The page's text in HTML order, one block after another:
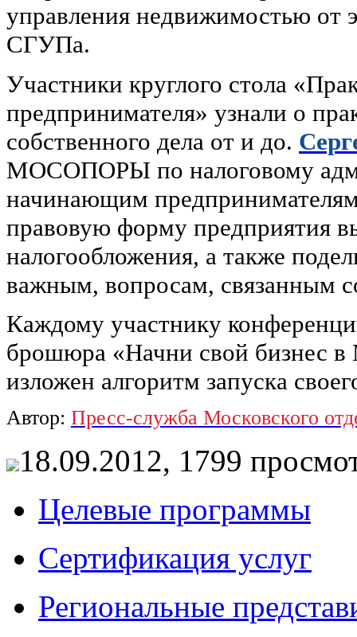
управления недвижимостью
СГУПа.
Участники круглого стола
предпринимателя» узнали о
собственного дела от и до.
МОСОПОРЫ по налоговому
начинающим
правовую форму предприятия
налогообложения, а также
важным, вопросам, связанным
Каждому участнику
брошюра «Начни свой бизнес
изложен алгоритм запуска
Автор: Пресс-служба Московского
18.09.2012, 1799
Целевые программы
Сертификация услуг
Региональные